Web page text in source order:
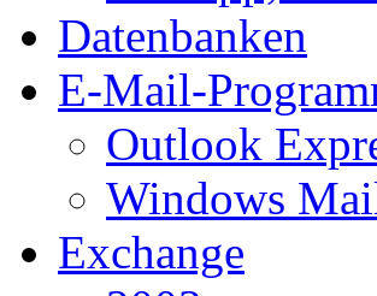
Datenbanken
E-Mail-
Outlook
Windows
Exchange